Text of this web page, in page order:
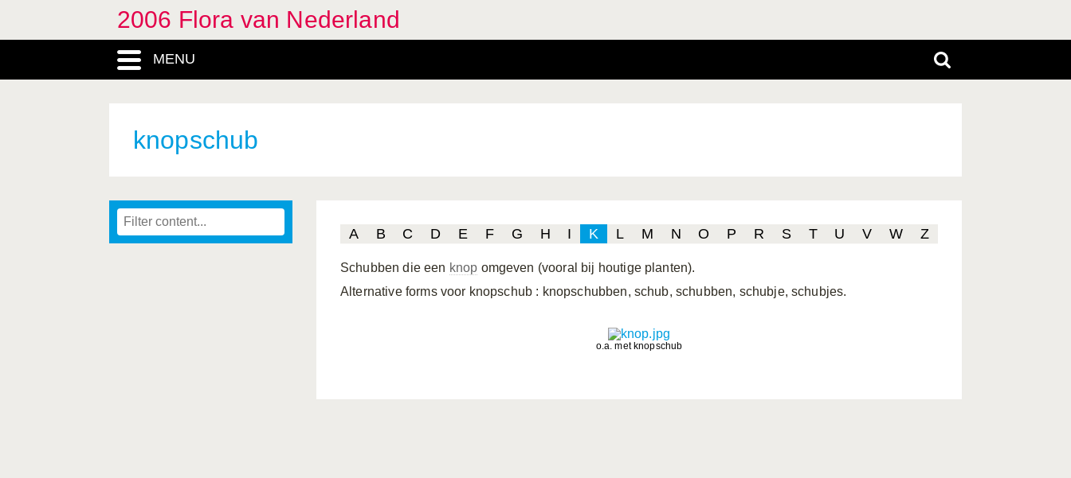
2006 Flora van Nederland
MENU
knopschub
A B C D E F G H I K L M N O P R S T U V W Z
Schubben die een knop omgeven (vooral bij houtige planten).
Alternative forms voor knopschub : knopschubben, schub, schubben, schubje, schubjes.
o.a. met knopschub